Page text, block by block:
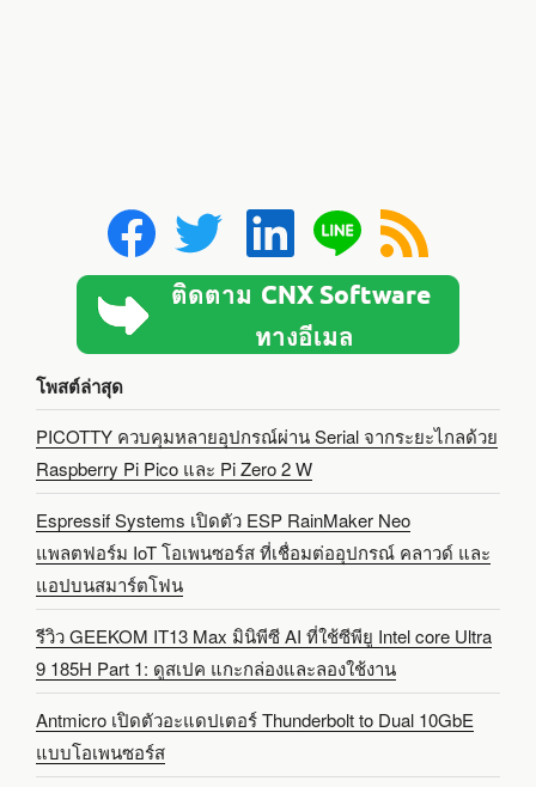
โพสต์ล่าสุด
PICOTTY ควบคุมหลายอุปกรณ์ผ่าน Serial จากระยะไกลด้วย
Raspberry Pi Pico และ Pi Zero 2 W
Espressif Systems เปิดตัว ESP RainMaker Neo
แพลตฟอร์ม IoT โอเพนซอร์ส ที่เชื่อมต่ออุปกรณ์ คลาวด์ และ
แอปบนสมาร์ตโฟน
รีวิว GEEKOM IT13 Max มินิพีซี AI ที่ใช้ซีพียู Intel core Ultra
9 185H Part 1: ดูสเปค แกะกล่องและลองใช้งาน
Antmicro เปิดตัวอะแดปเตอร์ Thunderbolt to Dual 10GbE
แบบโอเพนซอร์ส